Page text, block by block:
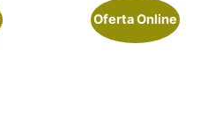
Oferta Online